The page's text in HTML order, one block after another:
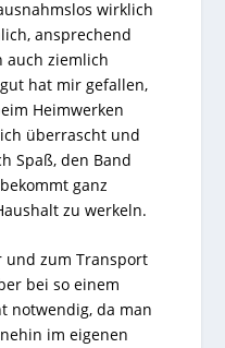
wirklich
ansprechend
auch ziemlich
hat mir gefallen,
Heimwerken
überrascht und
Spaß, den Band
ganz
zu werkeln.
und zum Transport
bei so einem
notwendig, da man
im eigenen